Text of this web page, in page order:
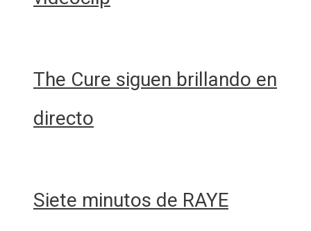
The Cure siguen brillando en
directo
Siete minutos de RAYE